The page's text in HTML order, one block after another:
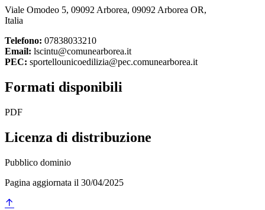
Viale Omodeo 5, 09092 Arborea, 09092 Arborea OR,
Italia
Telefono: 07838033210
Email: lscintu@comunearborea.it
PEC: sportellounicoedilizia@pec.comunearborea.it
Formati disponibili
PDF
Licenza di distribuzione
Pubblico dominio
Pagina aggiornata il 30/04/2025